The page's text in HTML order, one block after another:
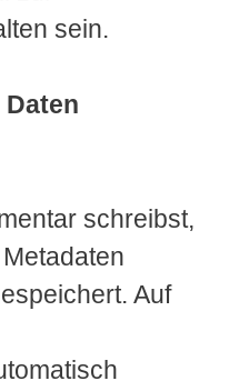
sein.
schreibst,
Auf